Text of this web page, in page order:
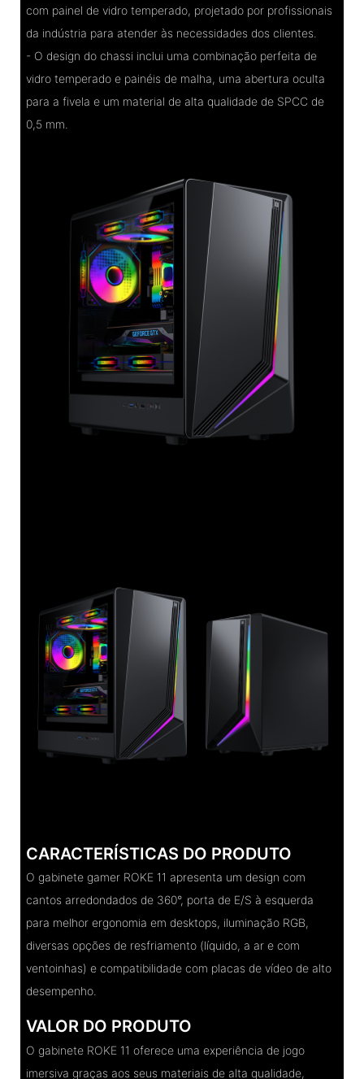
com painel de vidro temperado, projetado por profissionais
da indústria para atender às necessidades dos clientes.
- O design do chassi inclui uma combinação perfeita de
vidro temperado e painéis de malha, uma abertura oculta
para a fivela e um material de alta qualidade de SPCC de
0,5 mm.
CARACTERÍSTICAS DO PRODUTO
O gabinete gamer ROKE 11 apresenta um design com
cantos arredondados de 360°, porta de E/S à esquerda
para melhor ergonomia em desktops, iluminação RGB,
diversas opções de resfriamento (líquido, a ar e com
ventoinhas) e compatibilidade com placas de vídeo de alto
desempenho.
VALOR DO PRODUTO
O gabinete ROKE 11 oferece uma experiência de jogo
imersiva graças aos seus materiais de alta qualidade,